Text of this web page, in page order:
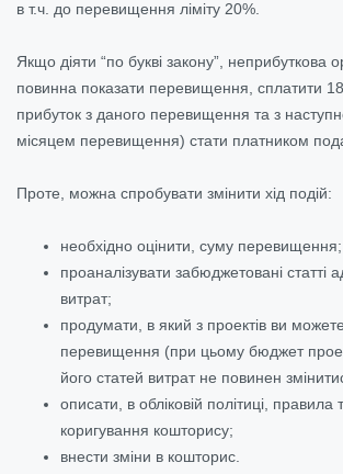
в т.ч. до перевищення ліміту 20%.
Якщо діяти “по букві закону”, неприбуткова
повинна показати перевищення, сплатити
прибуток з даного перевищення та з
місяцем перевищення) стати платником
Проте, можна спробувати змінити хід подій:
необхідно оцінити, суму перевищення;
проаналізувати забюджетовані статті
витрат;
продумати, в який з проектів ви
перевищення (при цьому бюджет
його статей витрат не повинен
описати, в обліковій політиці,
коригування кошторису;
внести зміни в кошторис.